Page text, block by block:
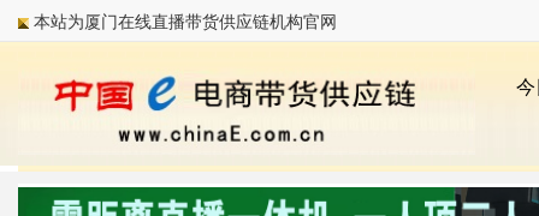
本站为厦门在线直播带货供应链机构官网